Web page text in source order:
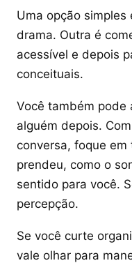
Uma opção simples
drama. Outra é
acessível e depois
conceituais.
Você também pode
alguém depois.
conversa, foque
prendeu, como o
sentido para você.
percepção.
Se você curte
vale olhar para